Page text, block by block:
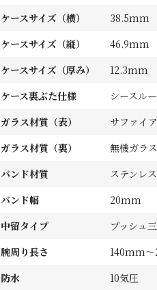
ケースサイズ（横）
38.5mm
ケースサイズ（縦）
46.9mm
ケースサイズ（厚み）
12.3mm
ケース裏ぶた仕様
シースルー
ガラス材質（表）
サファイ
ガラス材質（裏）
無機ガラス
バンド材質
ステンレ
バンド幅
20mm
中留タイプ
プッシュ
腕周り長さ
140mm
防水
10気圧